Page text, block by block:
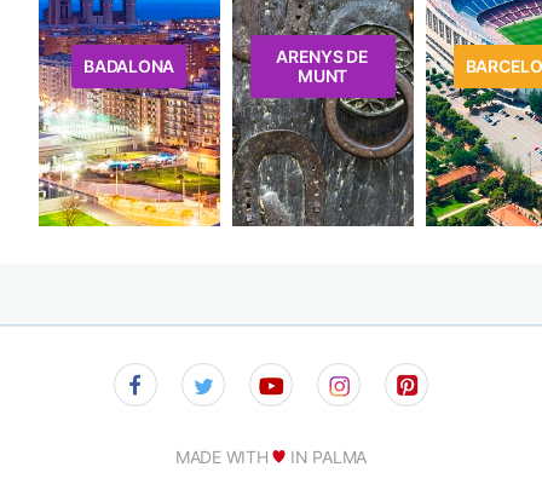
BADALONA
ARENYS DE
MUNT
MADE WITH IN PALMA